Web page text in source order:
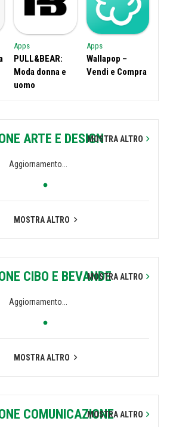
Apps
PULL&BEAR:
Moda donna e
uomo
Apps
Wallapop –
Vendi e Compra
ARTE E DESIGNMOSTRA ALTRO
Aggiornamento...
MOSTRA ALTRO
CIBO E BEVANDEMOSTRA ALTRO
Aggiornamento...
MOSTRA ALTRO
COMUNICAZIONEMOSTRA ALTRO